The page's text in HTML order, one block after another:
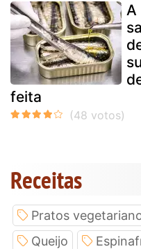
A
feita
Receitas
Pratos
Queijo